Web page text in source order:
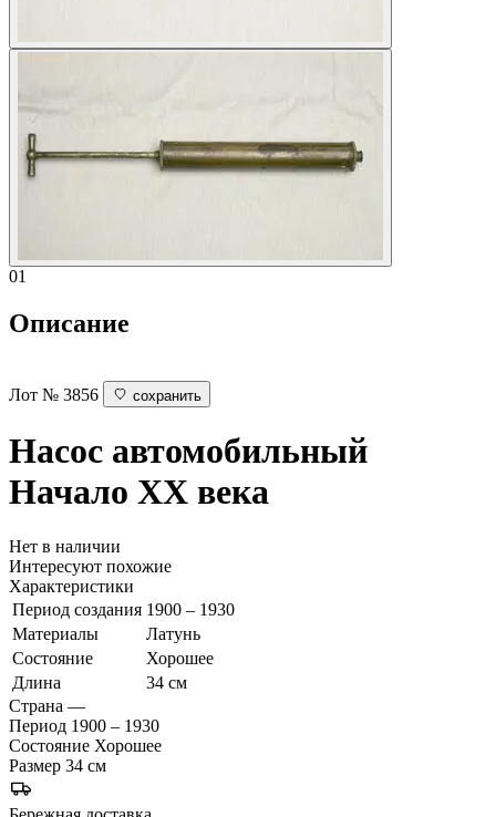
01
Описание
Лот № 3856 сохранить
Насос автомобильный
Начало ХХ века
Нет в наличии
Интересуют похожие
Характеристики
Период создания 1900 – 1930
Материалы
Латунь
Состояние
Хорошее
Длина
34 см
Страна —
Период 1900 – 1930
Состояние Хорошее
Размер 34 см